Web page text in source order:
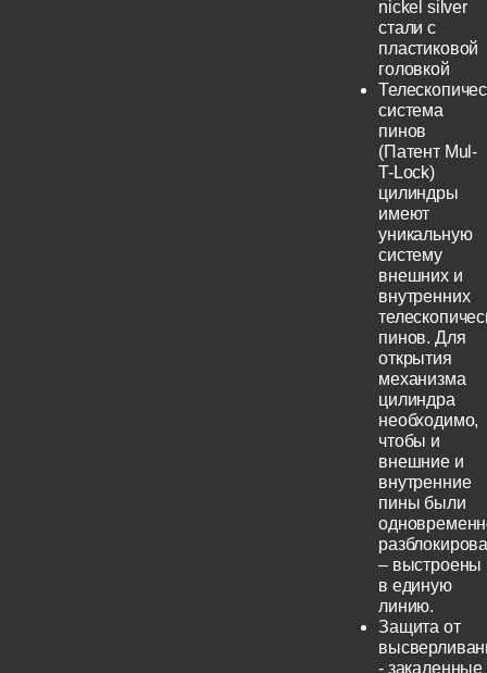
nickel silver
стали с
пластиковой
головкой
система
пинов
(Патент Mul-
T-Lock)
цилиндры
имеют
уникальную
систему
внешних и
внутренних
пинов. Для
открытия
механизма
цилиндра
необходимо,
чтобы и
внешние и
внутренние
пины были
– выстроены
в единую
линию.
Защита от
- закаленные